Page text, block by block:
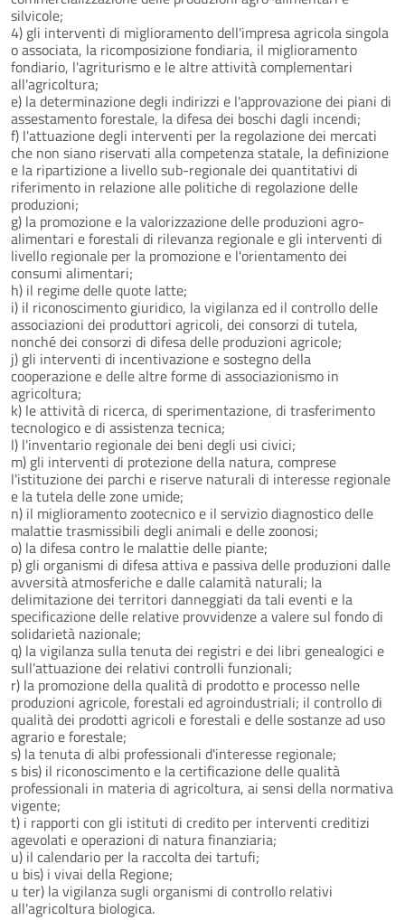
silvicole;
4) gli interventi di miglioramento dell'impresa agricola singola
o associata, la ricomposizione fondiaria, il miglioramento
fondiario, l'agriturismo e le altre attività complementari
all'agricoltura;
e) la determinazione degli indirizzi e l'approvazione dei piani di
assestamento forestale, la difesa dei boschi dagli incendi;
f) l'attuazione degli interventi per la regolazione dei mercati
che non siano riservati alla competenza statale, la definizione
e la ripartizione a livello sub-regionale dei quantitativi di
riferimento in relazione alle politiche di regolazione delle
produzioni;
g) la promozione e la valorizzazione delle produzioni agro-
alimentari e forestali di rilevanza regionale e gli interventi di
livello regionale per la promozione e l'orientamento dei
consumi alimentari;
h) il regime delle quote latte;
i) il riconoscimento giuridico, la vigilanza ed il controllo delle
associazioni dei produttori agricoli, dei consorzi di tutela,
nonché dei consorzi di difesa delle produzioni agricole;
j) gli interventi di incentivazione e sostegno della
cooperazione e delle altre forme di associazionismo in
agricoltura;
k) le attività di ricerca, di sperimentazione, di trasferimento
tecnologico e di assistenza tecnica;
l) l'inventario regionale dei beni degli usi civici;
m) gli interventi di protezione della natura, comprese
l'istituzione dei parchi e riserve naturali di interesse regionale
e la tutela delle zone umide;
n) il miglioramento zootecnico e il servizio diagnostico delle
malattie trasmissibili degli animali e delle zoonosi;
o) la difesa contro le malattie delle piante;
p) gli organismi di difesa attiva e passiva delle produzioni dalle
avversità atmosferiche e dalle calamità naturali; la
delimitazione dei territori danneggiati da tali eventi e la
specificazione delle relative provvidenze a valere sul fondo di
solidarietà nazionale;
q) la vigilanza sulla tenuta dei registri e dei libri genealogici e
sull'attuazione dei relativi controlli funzionali;
r) la promozione della qualità di prodotto e processo nelle
produzioni agricole, forestali ed agroindustriali; il controllo di
qualità dei prodotti agricoli e forestali e delle sostanze ad uso
agrario e forestale;
s) la tenuta di albi professionali d'interesse regionale;
s bis) il riconoscimento e la certificazione delle qualità
professionali in materia di agricoltura, ai sensi della normativa
vigente;
t) i rapporti con gli istituti di credito per interventi creditizi
agevolati e operazioni di natura finanziaria;
u) il calendario per la raccolta dei tartufi;
u bis) i vivai della Regione;
u ter) la vigilanza sugli organismi di controllo relativi
all'agricoltura biologica.